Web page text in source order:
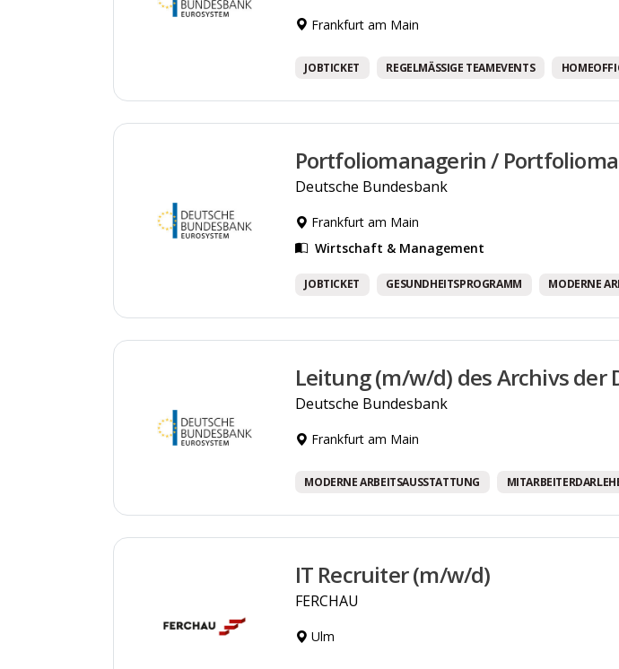
Frankfurt am Main
JOBTICKET REGELMÄSSIGE TEAMEVENTS
Portfoliomanagerin /
Deutsche Bundesbank
Frankfurt am Main
Wirtschaft & Management
JOBTICKET GESUNDHEITSPROGRAMM MODERNE
Leitung (m/w/d) des Archivs der
Deutsche Bundesbank
Frankfurt am Main
MODERNE ARBEITSAUSSTATTUNG
IT Recruiter (m/w/d)
FERCHAU
Ulm